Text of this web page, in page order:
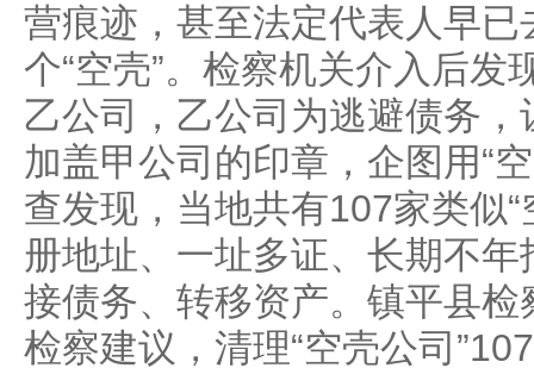
营痕迹，甚至法定代表人早
个“空壳”。检察机关介入后发
乙公司，乙公司为逃避债务
加盖甲公司的印章，企图用“
查发现，当地共有107家类似
册地址、一址多证、长期不
接债务、转移资产。镇平县
检察建议，清理“空壳公司